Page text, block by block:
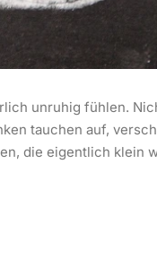
unruhig fühlen.
tauchen auf,
die eigentlich klein